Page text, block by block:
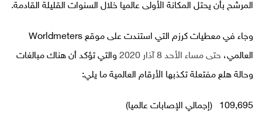
المرشح بأن يحتل المكانة الأولى عالميا خلال السنوات القليلة القادمة.
وجاء في معطيات كرزم التي استندت على موقع Worldmeters
العالمي، حتى مساء الأحد 8 آذار 2020
والتي تؤكد أن هناك مبالغات
وحالة هلع مفتعلة تكذبها الأرقام العالمية ما يلي:
109,695 (إجمالي الإصابات عالميا)